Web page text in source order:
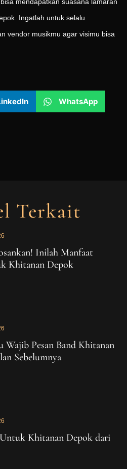
Ingatlah untuk selalu
vendor musikmu agar visimu bisa
WhatsApp
Terkait
Inilah Manfaat
Khitanan Depok
Wajib Pesan Band Khitanan
Sebelumnya
Khitanan Depok dari